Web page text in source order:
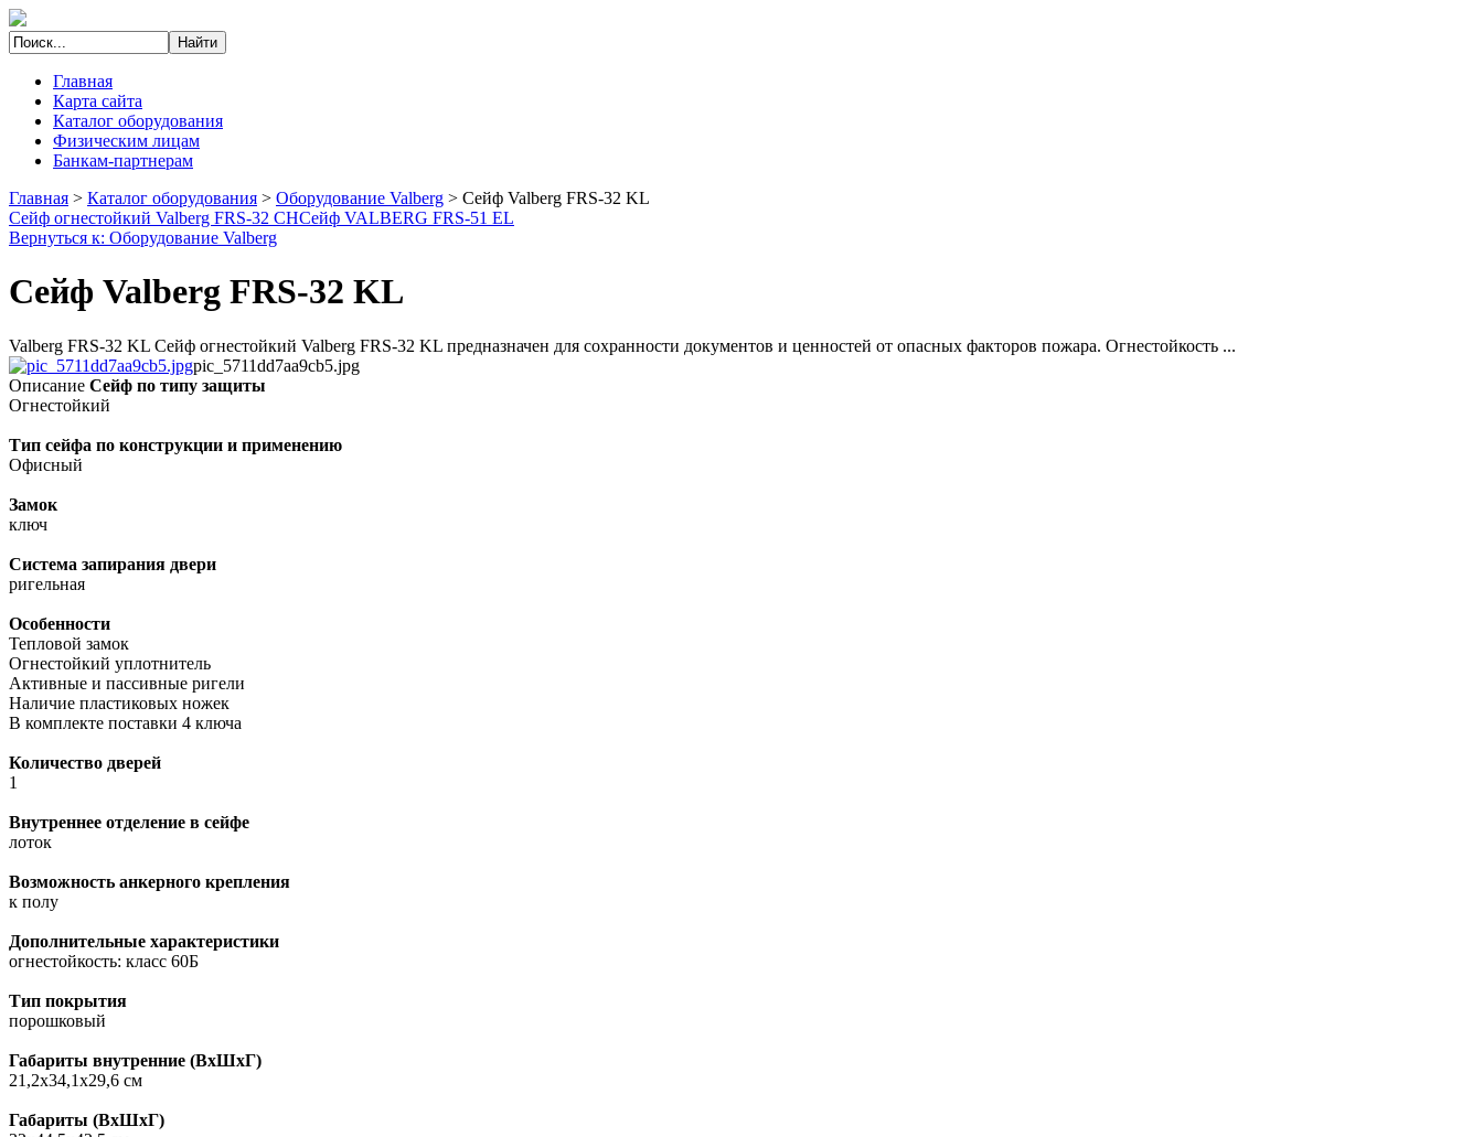
Главная
Карта сайта
Каталог оборудования
Физическим лицам
Банкам-партнерам
Главная > Каталог оборудования > Оборудование Valberg > Сейф Valberg FRS-32 KL
Сейф огнестойкий Valberg FRS-32 CHСейф VALBERG FRS-51 EL
Вернуться к: Оборудование Valberg
Сейф Valberg FRS-32 KL
Valberg FRS-32 KL Сейф огнестойкий Valberg FRS-32 KL предназначен для сохранности документов и ценностей от опасных факторов пожара. Огнестойкость ...
pic_5711dd7aa9cb5.jpg
Описание Сейф по типу защиты
Огнестойкий
Тип сейфа по конструкции и применению
Офисный
Замок
ключ
Система запирания двери
ригельная
Особенности
Тепловой замок
Огнестойкий уплотнитель
Активные и пассивные ригели
Наличие пластиковых ножек
В комплекте поставки 4 ключа
Количество дверей
1
Внутреннее отделение в сейфе
лоток
Возможность анкерного крепления
к полу
Дополнительные характеристики
огнестойкость: класс 60Б
Тип покрытия
порошковый
Габариты внутренние (ВxШxГ)
21,2х34,1х29,6 см
Габариты (ВxШxГ)